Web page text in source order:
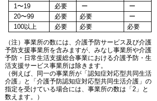
1〜19
必要 ー
ー
20〜99
必要 必要
ー
100以上
必要 必要 必要
（注）事業所の数には、介護予防サービス及び介護
予防支援事業所を含みますが、みなし事業所や介護
予防・日常生活支援総合事業における介護予防・生
活支援サービス事業所は除きます。
（例えば、同一の事業所が「認知症対応型共同生活
介護」と「介護予防認知症対応型共同生活介護」の
指定を受けている場合には、事業所の数は「2」と
数えます。）